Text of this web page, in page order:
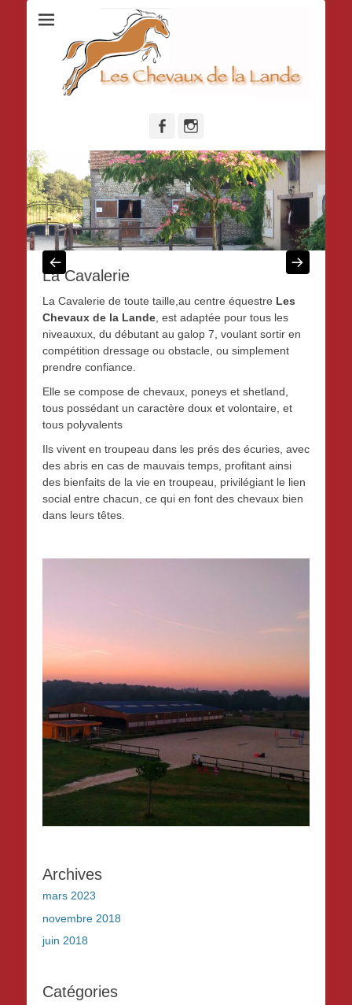
FacebookInstagram
La Cavalerie
La Cavalerie de toute taille,au centre équestre Les
Chevaux de la Lande , est adaptée pour tous les
niveauxux, du débutant au galop 7, voulant sortir en
compétition dressage ou obstacle, ou simplement
prendre confiance.
Elle se compose de chevaux, poneys et shetland,
tous possédant un caractère doux et volontaire, et
tous polyvalents
Ils vivent en troupeau dans les prés des écuries, avec
des abris en cas de mauvais temps, profitant ainsi
des bienfaits de la vie en troupeau, privilégiant le lien
social entre chacun, ce qui en font des chevaux bien
dans leurs têtes.
Archives
mars 2023
novembre 2018
juin 2018
Catégories